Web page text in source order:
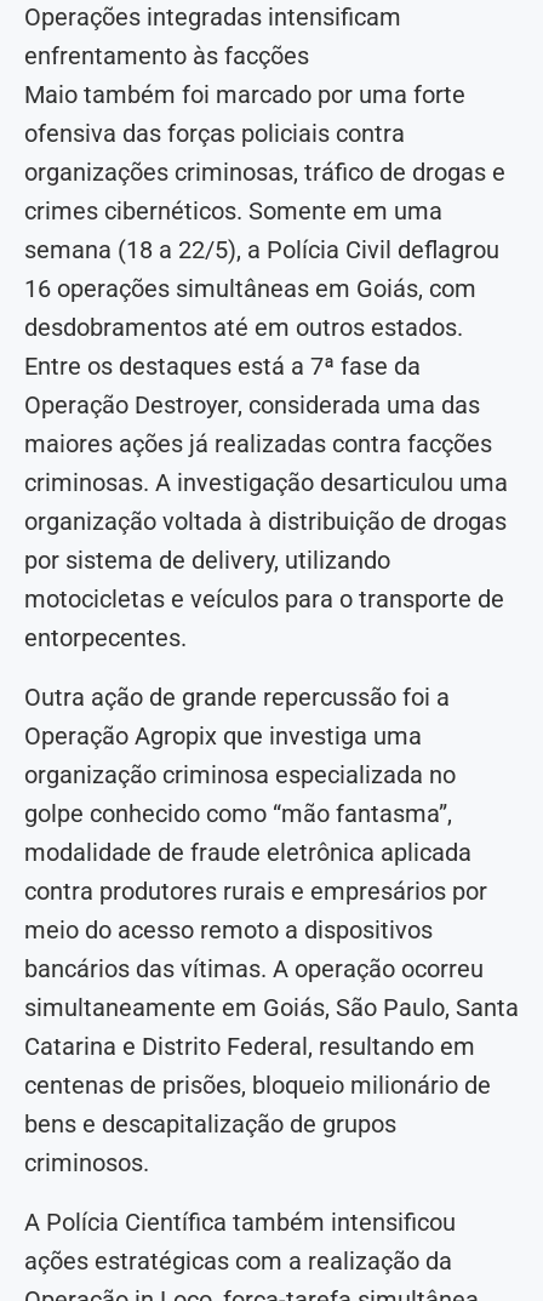
Operações integradas intensificam
enfrentamento às facções
Maio também foi marcado por uma forte
ofensiva das forças policiais contra
organizações criminosas, tráfico de drogas e
crimes cibernéticos. Somente em uma
semana (18 a 22/5), a Polícia Civil deflagrou
16 operações simultâneas em Goiás, com
desdobramentos até em outros estados.
Entre os destaques está a 7ª fase da
Operação Destroyer, considerada uma das
maiores ações já realizadas contra facções
criminosas. A investigação desarticulou uma
organização voltada à distribuição de drogas
por sistema de delivery, utilizando
motocicletas e veículos para o transporte de
entorpecentes.
Outra ação de grande repercussão foi a
Operação Agropix que investiga uma
organização criminosa especializada no
golpe conhecido como “mão fantasma”,
modalidade de fraude eletrônica aplicada
contra produtores rurais e empresários por
meio do acesso remoto a dispositivos
bancários das vítimas. A operação ocorreu
simultaneamente em Goiás, São Paulo, Santa
Catarina e Distrito Federal, resultando em
centenas de prisões, bloqueio milionário de
bens e descapitalização de grupos
criminosos.
A Polícia Científica também intensificou
ações estratégicas com a realização da